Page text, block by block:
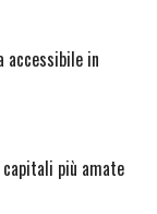
accessibile in
più amate